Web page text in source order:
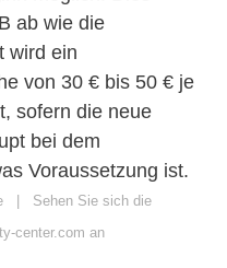
ab wie die
wird ein
von 30 € bis 50 € je
sofern die neue
bei dem
Voraussetzung ist.
| Sehen Sie sich die
center.com an